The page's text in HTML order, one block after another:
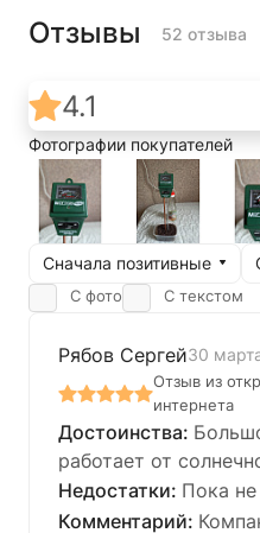
Отзывы 52 отзыва
Фотографии покупателей
Сначала позитивные
С фото С текстом
Рябов Сергей30
Отзыв из
интернета
работает от
Пока
4.1